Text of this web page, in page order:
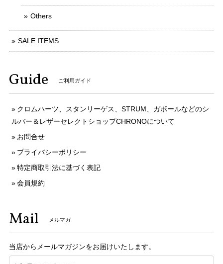
Others
SALE ITEMS
Guide ご利用ガイド
クロムハーツ、スタンリーゲス、STRUM、ガボールなどのシ
ルバー＆レザーセレクトショップCHRONOについて
お問合せ
プライバシーポリシー
特定商取引法に基づく表記
会員規約
Mail メルマガ
当店からメールマガジンをお届けいたします。